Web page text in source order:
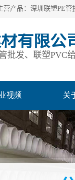
有限公
视频 关